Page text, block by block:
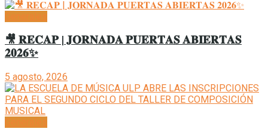
🎥 𝐑𝐄𝐂𝐀𝐏 | 𝐉𝐎𝐑𝐍𝐀𝐃𝐀 𝐏𝐔𝐄𝐑𝐓𝐀𝐒 𝐀𝐁𝐈𝐄𝐑𝐓𝐀𝐒
𝟐𝟎𝟐𝟔✨
5 agosto, 2026